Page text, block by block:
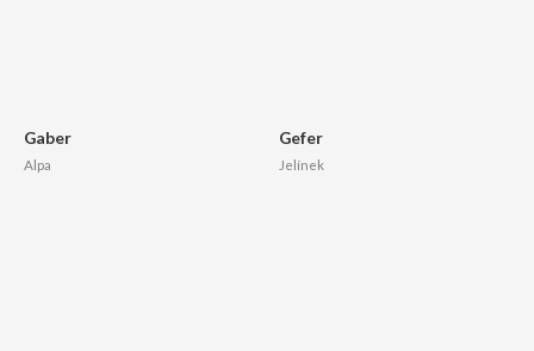
Gaber
Alpa
Gefer
Jelínek